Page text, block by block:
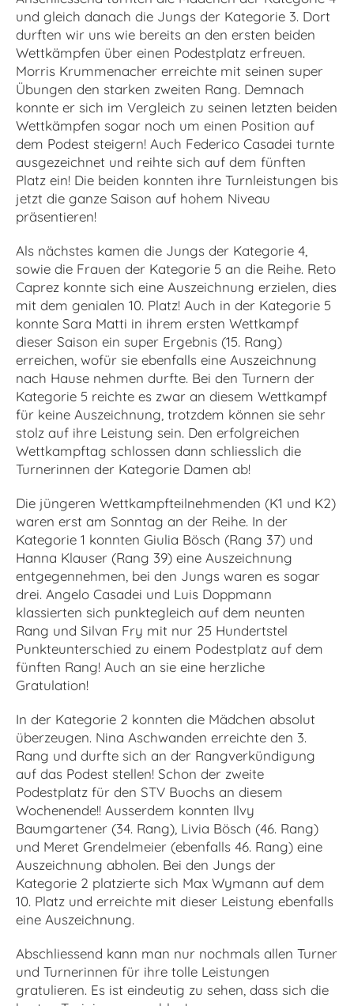
und gleich danach die Jungs der Kategorie 3. Dort
durften wir uns wie bereits an den ersten beiden
Wettkämpfen über einen Podestplatz erfreuen.
Morris Krummenacher erreichte mit seinen super
Übungen den starken zweiten Rang. Demnach
konnte er sich im Vergleich zu seinen letzten beiden
Wettkämpfen sogar noch um einen Position auf
dem Podest steigern! Auch Federico Casadei turnte
ausgezeichnet und reihte sich auf dem fünften
Platz ein! Die beiden konnten ihre Turnleistungen bis
jetzt die ganze Saison auf hohem Niveau
präsentieren!
Als nächstes kamen die Jungs der Kategorie 4,
sowie die Frauen der Kategorie 5 an die Reihe. Reto
Caprez konnte sich eine Auszeichnung erzielen, dies
mit dem genialen 10. Platz! Auch in der Kategorie 5
konnte Sara Matti in ihrem ersten Wettkampf
dieser Saison ein super Ergebnis (15. Rang)
erreichen, wofür sie ebenfalls eine Auszeichnung
nach Hause nehmen durfte. Bei den Turnern der
Kategorie 5 reichte es zwar an diesem Wettkampf
für keine Auszeichnung, trotzdem können sie sehr
stolz auf ihre Leistung sein. Den erfolgreichen
Wettkampftag schlossen dann schliesslich die
Turnerinnen der Kategorie Damen ab!
Die jüngeren Wettkampfteilnehmenden (K1 und K2)
waren erst am Sonntag an der Reihe. In der
Kategorie 1 konnten Giulia Bösch (Rang 37) und
Hanna Klauser (Rang 39) eine Auszeichnung
entgegennehmen, bei den Jungs waren es sogar
drei. Angelo Casadei und Luis Doppmann
klassierten sich punktegleich auf dem neunten
Rang und Silvan Fry mit nur 25 Hundertstel
Punkteunterschied zu einem Podestplatz auf dem
fünften Rang! Auch an sie eine herzliche
Gratulation!
In der Kategorie 2 konnten die Mädchen absolut
überzeugen. Nina Aschwanden erreichte den 3.
Rang und durfte sich an der Rangverkündigung
auf das Podest stellen! Schon der zweite
Podestplatz für den STV Buochs an diesem
Wochenende!! Ausserdem konnten Ilvy
Baumgartener (34. Rang), Livia Bösch (46. Rang)
und Meret Grendelmeier (ebenfalls 46. Rang) eine
Auszeichnung abholen. Bei den Jungs der
Kategorie 2 platzierte sich Max Wymann auf dem
10. Platz und erreichte mit dieser Leistung ebenfalls
eine Auszeichnung.
Abschliessend kann man nur nochmals allen Turner
und Turnerinnen für ihre tolle Leistungen
gratulieren. Es ist eindeutig zu sehen, dass sich die